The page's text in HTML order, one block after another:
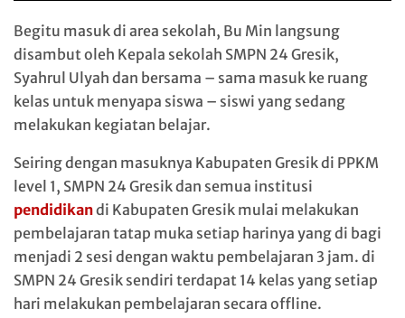
Begitu masuk di area sekolah, Bu Min langsung
disambut oleh Kepala sekolah SMPN 24 Gresik,
Syahrul Ulyah dan bersama – sama masuk ke ruang
kelas untuk menyapa siswa – siswi yang sedang
melakukan kegiatan belajar.
Seiring dengan masuknya Kabupaten Gresik di PPKM
level 1, SMPN 24 Gresik dan semua institusi
pendidikandi Kabupaten Gresik mulai melakukan
pembelajaran tatap muka setiap harinya yang di bagi
menjadi 2 sesi dengan waktu pembelajaran 3 jam. di
SMPN 24 Gresik sendiri terdapat 14 kelas yang setiap
hari melakukan pembelajaran secara offline.